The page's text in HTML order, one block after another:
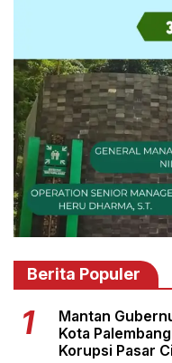
Berita Populer
Mantan
Kota
Korupsi Pasar